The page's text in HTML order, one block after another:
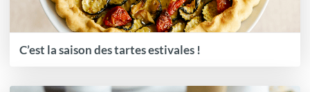
C’est la saison des tartes estivales !